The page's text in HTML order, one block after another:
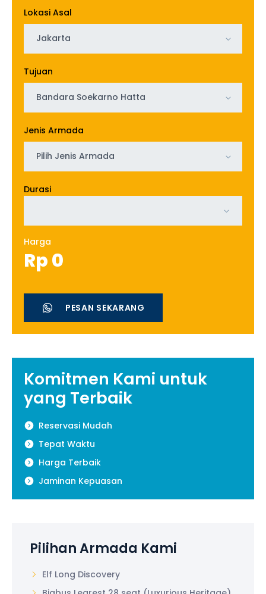
Lokasi Asal
Jakarta
Tujuan
Bandara Soekarno Hatta
Jenis Armada
Pilih Jenis Armada
Durasi
Harga
Rp0
PESAN SEKARANG
Komitmen Kami untuk
yang Terbaik
Reservasi Mudah
Tepat Waktu
Harga Terbaik
Jaminan Kepuasan
Pilihan Armada Kami
Elf Long Discovery